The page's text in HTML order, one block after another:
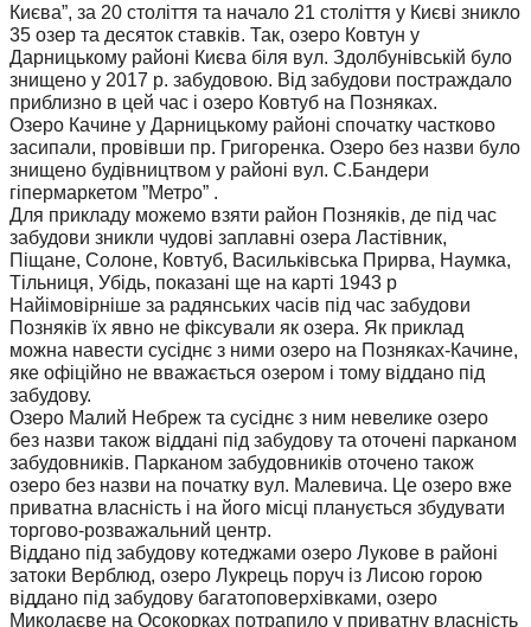
Києва”, за 20 століття та начало 21 століття у Києві зникло
35 озер та десяток ставків. Так, озеро Ковтун у
Дарницькому районі Києва біля вул. Здолбунівській було
знищено у 2017 р. забудовою. Від забудови постраждало
приблизно в цей час і озеро Ковтуб на Позняках.
Озеро Качине у Дарницькому районі спочатку частково
засипали, провівши пр. Григоренка. Озеро без назви було
знищено будівництвом у районі вул. С.Бандери
гіпермаркетом ”Метро” .
Для прикладу можемо взяти район Позняків, де під час
забудови зникли чудові заплавні озера Ластівник,
Піщане, Солоне, Ковтуб, Васильківська Прирва, Наумка,
Тільниця, Убідь, показані ще на карті 1943 р
Найімовірніше за радянських часів під час забудови
Позняків їх явно не фіксували як озера. Як приклад
можна навести сусіднє з ними озеро на Позняках-Качине,
яке офіційно не вважається озером і тому віддано під
забудову.
Озеро Малий Небреж та сусіднє з ним невелике озеро
без назви також віддані під забудову та оточені парканом
забудовників. Парканом забудовників оточено також
озеро без назви на початку вул. Малевича. Це озеро вже
приватна власність і на його місці планується збудувати
торгово-розважальний центр.
Віддано під забудову котеджами озеро Лукове в районі
затоки Верблюд, озеро Лукрець поруч із Лисою горою
віддано під забудову багатоповерхівками, озеро
Миколаєве на Осокорках потрапило у приватну власність